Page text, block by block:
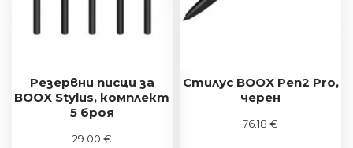
Резервни писци за
BOOX Stylus, комплект
5 броя
29.00 €
Стилус BOOX Pen2 Pro,
черен
76.18 €